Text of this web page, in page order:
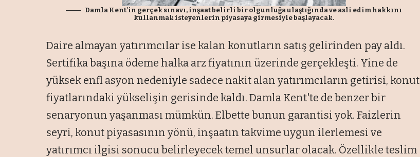
Damla Kent'in gerçek sınavı, inşaat belirli bir olgunluğa ulaştığında ve asli edim hakkını
kullanmak isteyenlerin piyasaya girmesiyle başlayacak.
Daire almayan yatırımcılar ise kalan konutların satış gelirinden pay aldı.
Sertifika başına ödeme halka arz fiyatının üzerinde gerçekleşti. Yine de
yüksek enfl asyon nedeniyle sadece nakit alan yatırımcıların getirisi, konut
fiyatlarındaki yükselişin gerisinde kaldı. Damla Kent'te de benzer bir
senaryonun yaşanması mümkün. Elbette bunun garantisi yok. Faizlerin
seyri, konut piyasasının yönü, inşaatın takvime uygun ilerlemesi ve
yatırımcı ilgisi sonucu belirleyecek temel unsurlar olacak. Özellikle teslim